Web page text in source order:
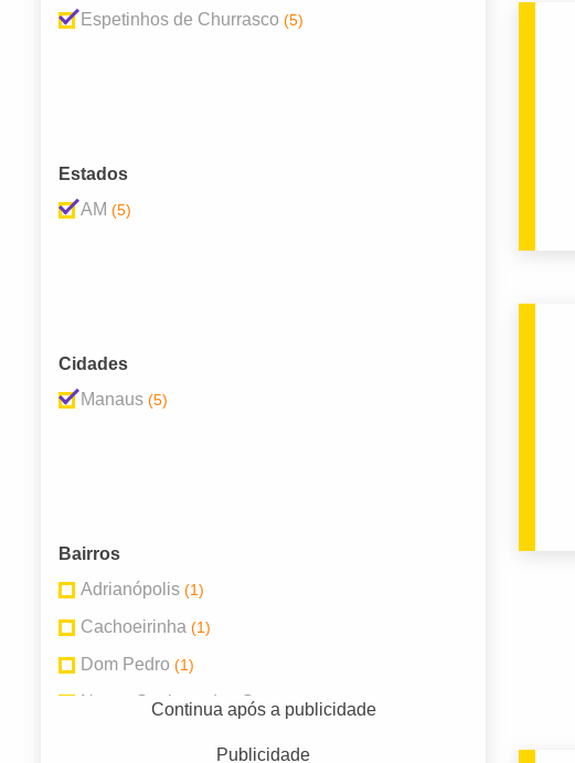
Espetinhos de Churrasco (5)
Estados
AM (5)
Cidades
Manaus (5)
Bairros
Adrianópolis (1)
Cachoeirinha (1)
Dom Pedro (1)
Nossa Senhora das Graças(1)
Continua após a publicidade
Publicidade